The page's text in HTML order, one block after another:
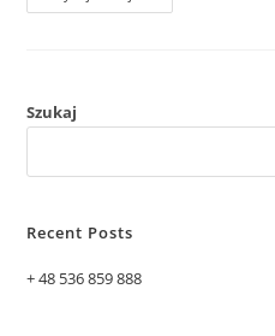
Szukaj
Recent Posts
+ 48 536 859 888